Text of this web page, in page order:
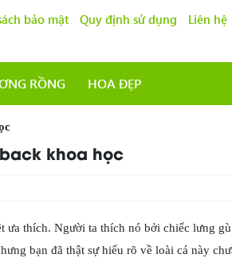
bảo mật Quy định sử dụng Liên hệ
RỒNG HOA ĐẸP
khoa học
ưa thích. Người ta thích nó bởi chiếc lưng
bạn đã thật sự hiểu rõ về loài cá này